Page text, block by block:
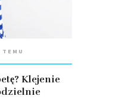
TEMU
Klejenie